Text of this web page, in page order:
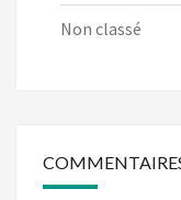
Non classé